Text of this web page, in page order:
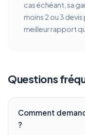
cas échéant, sa
moins 2 ou 3
meilleur rapport
Questions
Comment
?